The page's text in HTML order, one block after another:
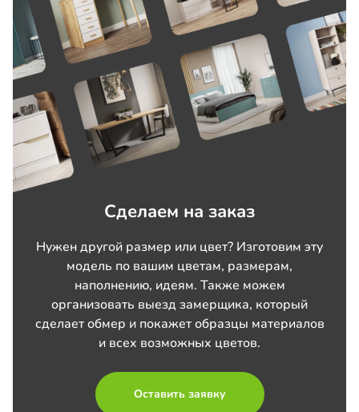
Сделаем на заказ
Нужен другой размер или цвет? Изготовим эту
модель по вашим цветам, размерам,
наполнению, идеям. Также можем
организовать выезд замерщика, который
сделает обмер и покажет образцы материалов
и всех возможных цветов.
Оставить заявку